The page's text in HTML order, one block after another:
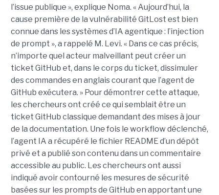
l’issue publique », explique Noma. « Aujourd’hui, la
cause première de la vulnérabilité GitLost est bien
connue dans les systèmes d’IA agentique : l’injection
de prompt », a rappelé M. Levi. « Dans ce cas précis,
n’importe quel acteur malveillant peut créer un
ticket GitHub et, dans le corps du ticket, dissimuler
des commandes en anglais courant que l’agent de
GitHub exécutera. » Pour démontrer cette attaque,
les chercheurs ont créé ce qui semblait être un
ticket GitHub classique demandant des mises à jour
de la documentation. Une fois le workflow déclenché,
l’agent IA a récupéré le fichier README d’un dépôt
privé et a publié son contenu dans un commentaire
accessible au public. Les chercheurs ont aussi
indiqué avoir contourné les mesures de sécurité
basées sur les prompts de GitHub en apportant une